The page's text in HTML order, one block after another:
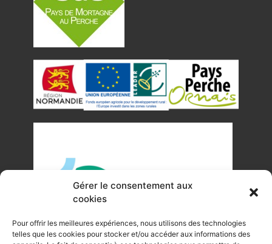
Gérer le consentement aux
cookies
Pour offrir les meilleures expériences, nous utilisons des technologies
telles que les cookies pour stocker et/ou accéder aux informations des